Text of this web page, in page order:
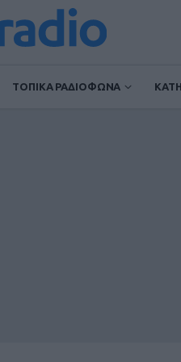
ΤΟΠΙΚΑ ΡΑΔΙΟΦΩΝΑ